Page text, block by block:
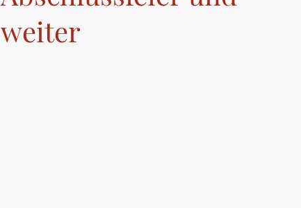
weiter